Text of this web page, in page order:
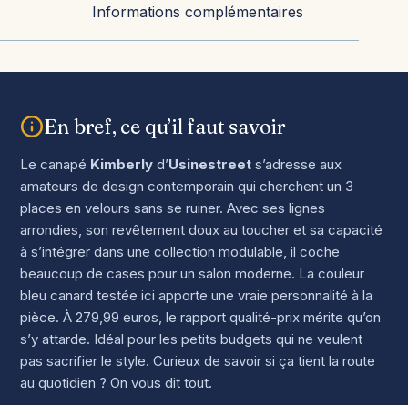
Informations complémentaires
En bref, ce qu’il faut savoir
Le canapé Kimberly d’Usinestreet s’adresse aux
amateurs de design contemporain qui cherchent un 3
places en velours sans se ruiner. Avec ses lignes
arrondies, son revêtement doux au toucher et sa capacité
à s’intégrer dans une collection modulable, il coche
beaucoup de cases pour un salon moderne. La couleur
bleu canard testée ici apporte une vraie personnalité à la
pièce. À 279,99 euros, le rapport qualité-prix mérite qu’on
s’y attarde. Idéal pour les petits budgets qui ne veulent
pas sacrifier le style. Curieux de savoir si ça tient la route
au quotidien ? On vous dit tout.